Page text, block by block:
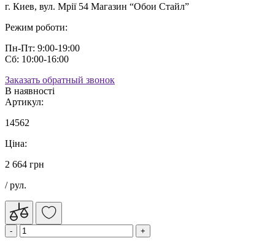
г. Киев, вул. Мрії 54 Магазин “Обои Стайл”
Режим роботи:
Пн-Пт: 9:00-19:00
Сб: 10:00-16:00
Заказать обратный звонок
В наявності
Артикул:
14562
Ціна:
2 664 грн
/ рул.